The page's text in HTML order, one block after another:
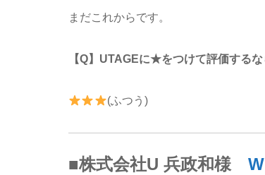
まだこれからです。
【Q】UTAGEに★をつけて評価するな
(ふつう)
■株式会社U 兵政和様